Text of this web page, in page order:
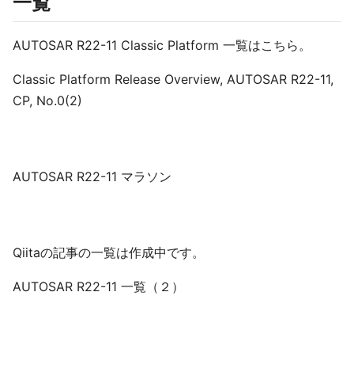
AUTOSAR R22-11 Classic Platform 一覧はこちら。
Classic Platform Release Overview, AUTOSAR R22-11,
CP, No.0(2)
AUTOSAR R22-11 マラソン
Qiitaの記事の一覧は作成中です。
AUTOSAR R22-11 一覧（２）